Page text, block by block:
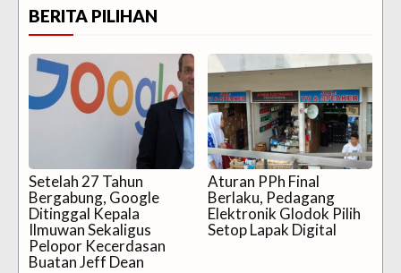
BERITA PILIHAN
Setelah 27 Tahun
Bergabung, Google
Ditinggal Kepala
Ilmuwan Sekaligus
Pelopor Kecerdasan
Buatan Jeff Dean
Aturan PPh Final
Berlaku, Pedagang
Elektronik Glodok Pilih
Setop Lapak Digital